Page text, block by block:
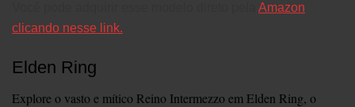
Amazon
clicando nesse link.
Elden Ring
Explore o vasto e mítico Reino Intermezzo em Elden Ring, o